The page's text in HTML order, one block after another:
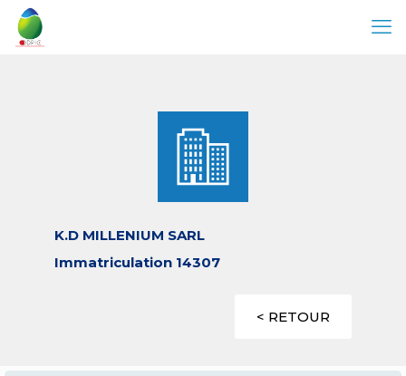
K.D MILLENIUM SARL
Immatriculation 14307
< RETOUR